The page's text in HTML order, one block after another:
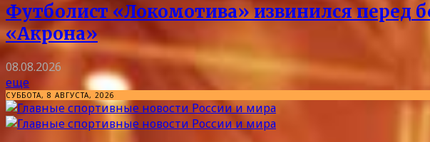
Футболист «Локомотива» извинился
«Акрона»
08.08.2026
еще
СУББОТА, 8 АВГУСТА, 2026